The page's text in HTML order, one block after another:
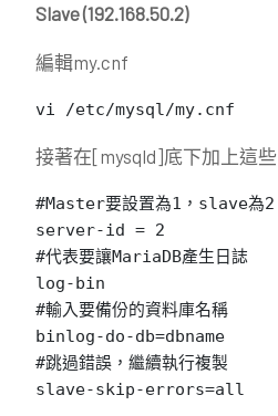
Slave (192.168.50.2)
編輯my.cnf
vi /etc/mysql/my.cnf
接著在[mysqld]底下加上這些
#Master要設置為1，slave為2
server-id = 2
#代表要讓MariaDB產生日誌
log-bin
#輸入要備份的資料庫名稱
binlog-do-db=dbname
#跳過錯誤，繼續執行複製
slave-skip-errors=all